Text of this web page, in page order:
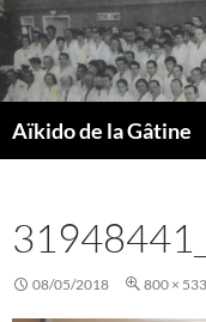
Aïkido de la Gâtine
08/05/2018 800 × 533